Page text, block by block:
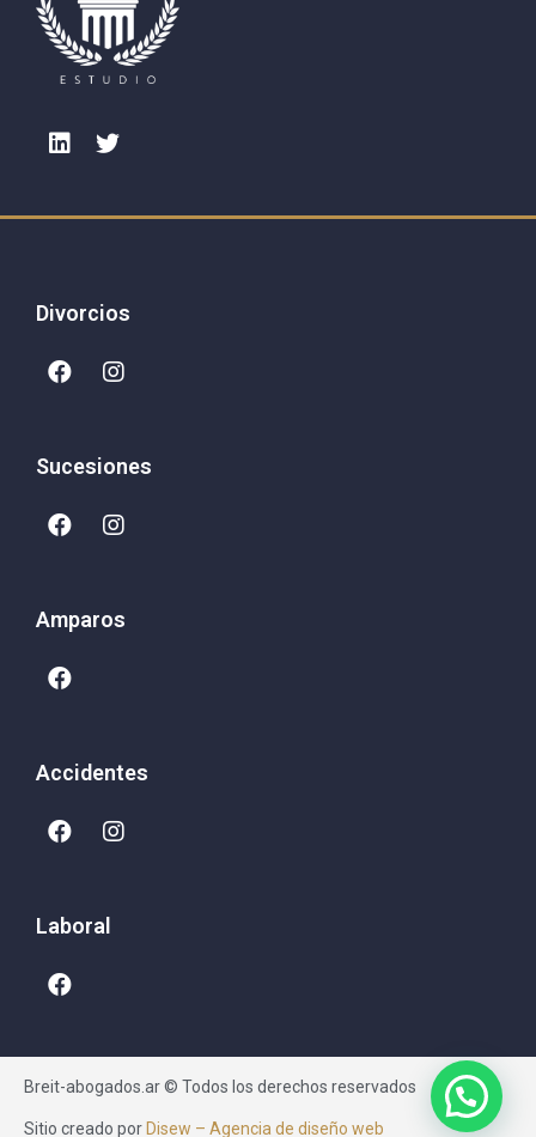
Divorcios
Sucesiones
Amparos
Accidentes
Laboral
Breit-abogados.ar © Todos los derechos reservados
Sitio creado por Disew – Agencia de diseño web